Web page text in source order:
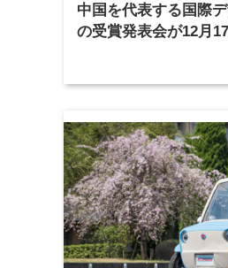
中国を代表する国際
の受賞発表会が12月